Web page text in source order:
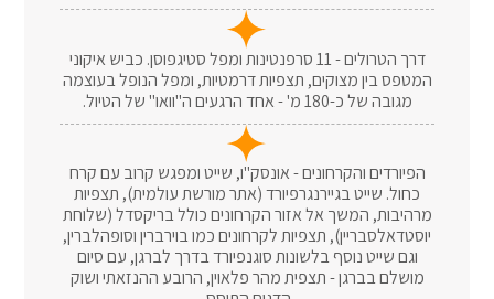
דרך הטרולים - 11 סרפנטינות ומפל סטיגפוסן. כביש איקוני
המטפס בין מצוקים, תצפיות דרמטיות, ומפל הנופל בעוצמה
מגובה של כ-180 מ' - אחד הרגעים ה"וואו" של הטיול.
הפיורדים והקרחונים - אונסק"ו, שייט ומפגש קרוב עם קרח
כחול. שייט בגיירנגרפיורד (אתר מורשת עולמית), תצפיות
מרהיבות, המשך אל אזור הקרחונים כולל בריקסדל (שלוחת
יוסטדאלסבריין), תצפיות לקרחונים כמו בוירברין וסופהלברין,
וגם שייט נוסף בלשונות סוגנפיורד בדרך לברגן, עם סיום
מושלם בברגן - תצפית מהר פלאוין, הרובע ההנזאתי ושוק